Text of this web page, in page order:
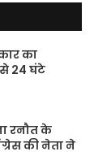
का
24 घंटे
रनौत के
की नेता ने